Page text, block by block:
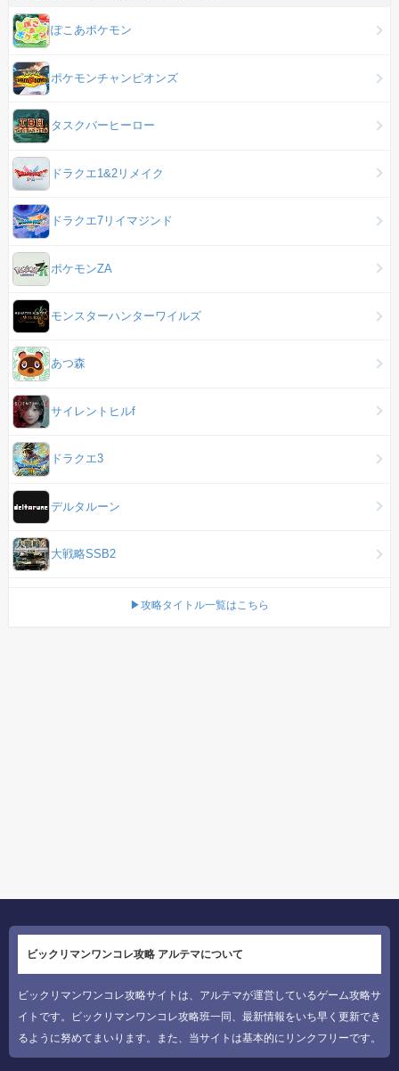
ぽこあポケモン
ポケモンチャンピオンズ
タスクバーヒーロー
ドラクエ1&2リメイク
ドラクエ7リイマジンド
ポケモンZA
モンスターハンターワイルズ
あつ森
サイレントヒルf
ドラクエ3
デルタルーン
大戦略SSB2
▶攻略タイトル一覧はこちら
ビックリマンワンコレ攻略 アルテマについて
ビックリマンワンコレ攻略サイトは、アルテマが運営しているゲーム攻略サ
イトです。ビックリマンワンコレ攻略班一同、最新情報をいち早く更新でき
るように努めてまいります。また、当サイトは基本的にリンクフリーです。